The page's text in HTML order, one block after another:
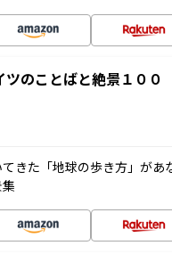
のことばと絶景１００
きた「地球の歩き方」が